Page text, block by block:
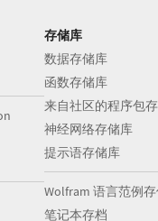
存储库
数据存储库
函数存储库
来自社区的程序包
神经网络存储库
提示语存储库
Wolfram 语言范例
笔记本存档